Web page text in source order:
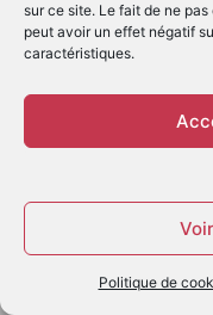
sur ce site. Le fait de ne
peut avoir un effet négatif
caractéristiques.
Politique de